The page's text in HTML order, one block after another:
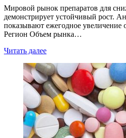
Мировой рынок препаратов для
демонстрирует устойчивый рост.
показывают ежегодное увеличение
Регион Объем рынка…
Читать далее